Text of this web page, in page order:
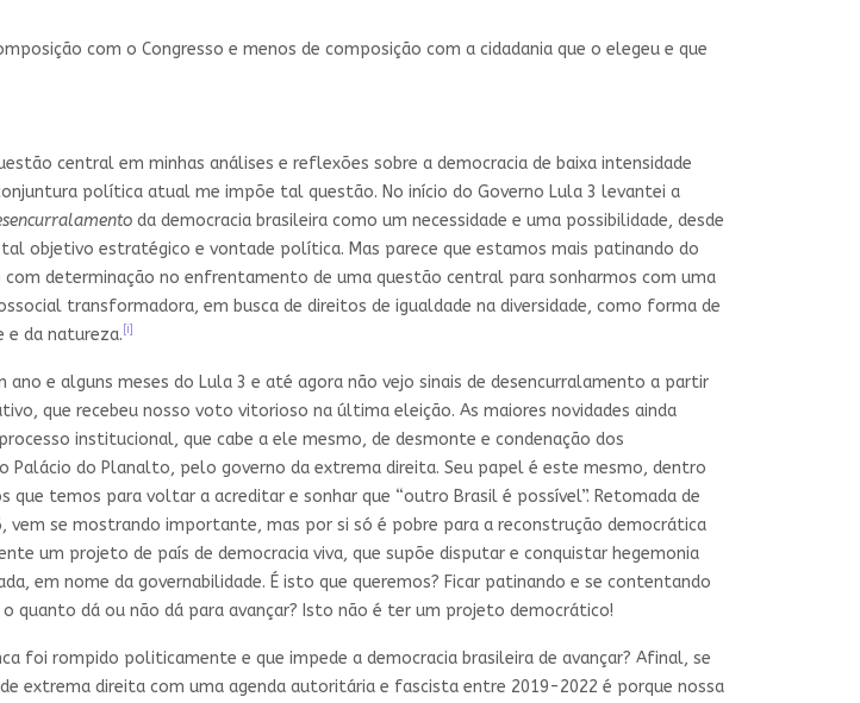
com o Congresso e menos de composição com a cidadania que o elegeu e que
central em minhas análises e reflexões sobre a democracia de baixa intensidade
política atual me impõe tal questão. No início do Governo Lula 3 levantei a
da democracia brasileira como um necessidade e uma possibilidade, desde
tal objetivo estratégico e vontade política. Mas parece que estamos mais patinando do
com determinação no enfrentamento de uma questão central para sonharmos com uma
transformadora, em busca de direitos de igualdade na diversidade, como forma de
e da natureza. [i]
ano e alguns meses do Lula 3 e até agora não vejo sinais de desencurralamento a partir
que recebeu nosso voto vitorioso na última eleição. As maiores novidades ainda
institucional, que cabe a ele mesmo, de desmonte e condenação dos
Palácio do Planalto, pelo governo da extrema direita. Seu papel é este mesmo, dentro
temos para voltar a acreditar e sonhar que “outro Brasil é possível”. Retomada de
se mostrando importante, mas por si só é pobre para a reconstrução democrática
um projeto de país de democracia viva, que supõe disputar e conquistar hegemonia
em nome da governabilidade. É isto que queremos? Ficar patinando e se contentando
quanto dá ou não dá para avançar? Isto não é ter um projeto democrático!
foi rompido politicamente e que impede a democracia brasileira de avançar? Afinal, se
extrema direita com uma agenda autoritária e fascista entre 2019-2022 é porque nossa